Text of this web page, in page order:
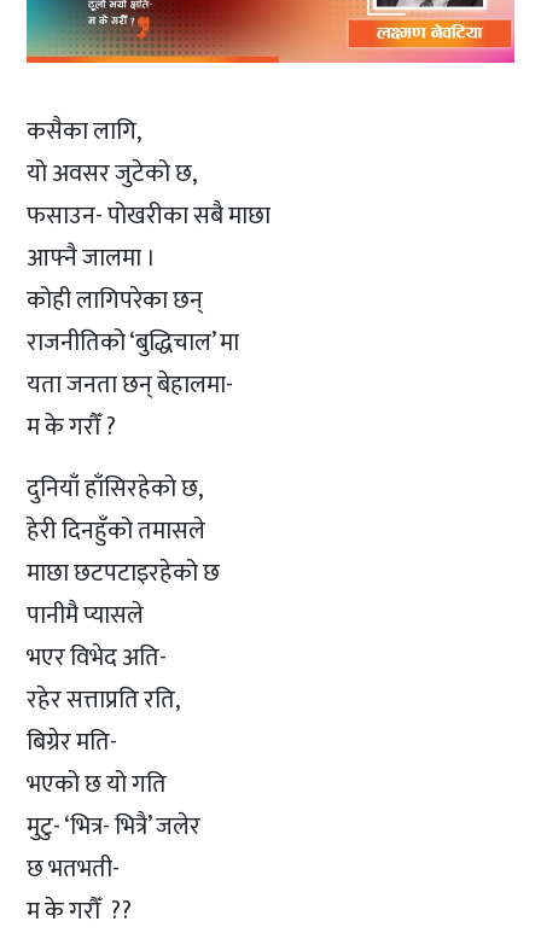
कसैका लागि,
यो अवसर जुटेको छ,
फसाउन- पोखरीका सबै माछा
आफ्नै जालमा ।
कोही लागिपरेका छन्
राजनीतिको ‘बुद्धिचाल’ मा
यता जनता छन् बेहालमा-
म के गरौँ ?
दुनियाँ हाँसिरहेको छ,
हेरी दिनहुँको तमासले
माछा छटपटाइरहेको छ
पानीमै प्यासले
भएर विभेद अति-
रहेर सत्ताप्रति रति,
बिग्रेर मति-
भएको छ यो गति
मुटु- ‘भित्र- भित्रै’ जलेर
छ भतभती-
म के गरौँ ??